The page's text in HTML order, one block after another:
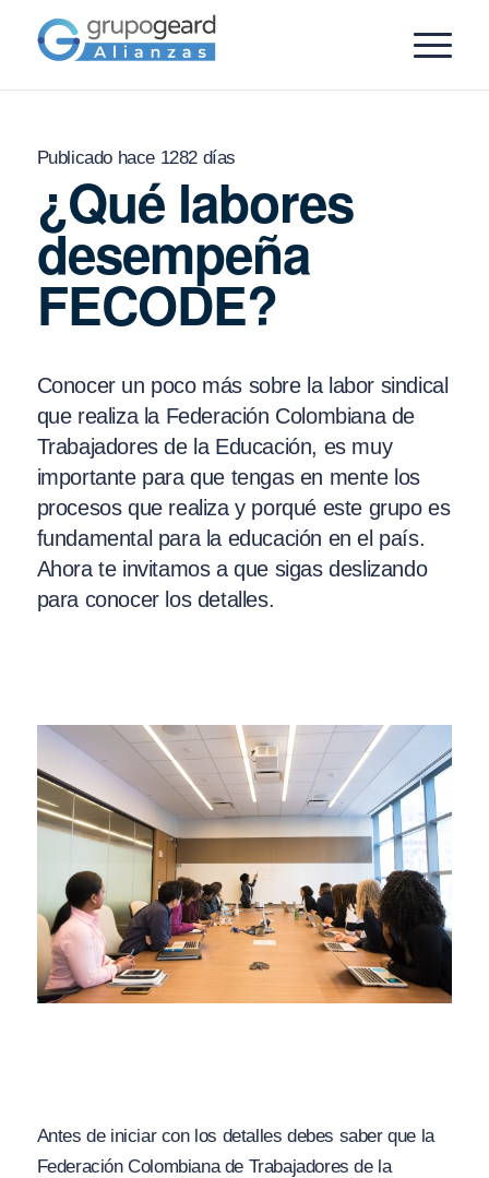
Publicado hace 1282 días
¿Qué labores
desempeña
FECODE?
Conocer un poco más sobre la labor sindical
que realiza la Federación Colombiana de
Trabajadores de la Educación, es muy
importante para que tengas en mente los
procesos que realiza y porqué este grupo es
fundamental para la educación en el país.
Ahora te invitamos a que sigas deslizando
para conocer los detalles.
Antes de iniciar con los detalles debes saber que la
Federación Colombiana de Trabajadores de la